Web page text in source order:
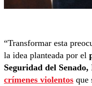
“Transformar esta
la idea planteada por el
Seguridad del
crímenes violentos que